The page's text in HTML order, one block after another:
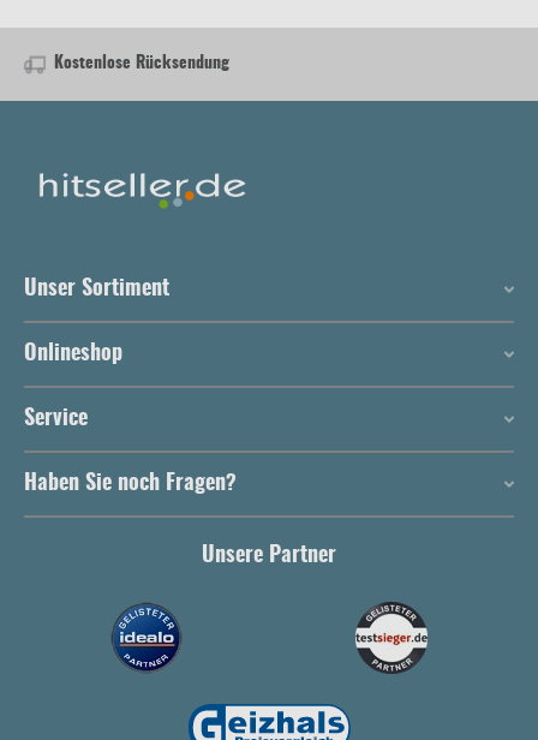
Kostenlose Rücksendung
Unser Sortiment
Onlineshop
Service
Haben Sie noch Fragen?
Unsere Partner